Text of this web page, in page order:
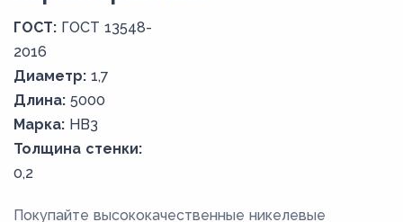
ГОСТ: ГОСТ 13548-
2016
Диаметр: 1,7
Длина: 5000
Марка: НВ3
Толщина стенки:
0,2
Покупайте высококачественные никелевые